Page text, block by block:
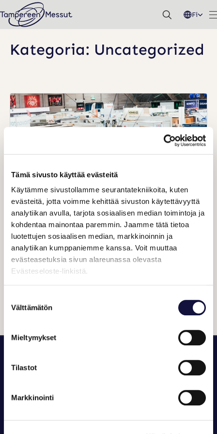
Tämä sivusto käyttää evästeitä
Käytämme sivustollamme seurantatekniikoita, kuten
evästeitä, jotta voimme kehittää sivuston käytettävyyttä
analytiikan avulla, tarjota sosiaalisen median toimintoja ja
kohdentaa mainontaa paremmin. Jaamme tätä tietoa
luotettujen sosiaalisen median, markkinoinnin ja
analytiikan kumppaniemme kanssa. Voit muuttaa
evästeasetuksia sivun alareunassa olevasta
Evästeseloste-linkistä.
valinta
Välttämätön
Mieltymykset
Tilastot
Markkinointi
Hyppää
sisältöön
Fi
Kategoria: Uncategorized
Onnistuneet Asta-messut
ennustavat vauhdikasta vuotta
Lue lisää
Tapahtumat
Palvelut
Ajankohtaista
Tietoa meistä
Yhteystiedot
Ilmoituskanava